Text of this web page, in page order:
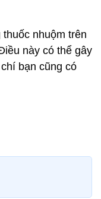
nhuộm trên
này có thể gây
bạn cũng có